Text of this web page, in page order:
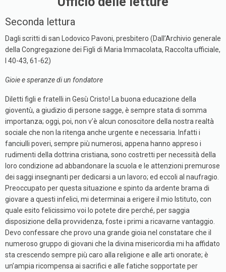
Seconda lettura
Dagli scritti di san Lodovico Pavoni, presbitero (Dall’Archivio generale
della Congregazione dei Figli di Maria Immacolata, Raccolta ufficiale,
I 40-43, 61-62)
Gioie e speranze di un fondatore
Diletti figli e fratelli in Gesù Cristo! La buona educazione della
gioventù, a giudizio di persone sagge, è sempre stata di somma
importanza; oggi, poi, non v’è alcun conoscitore della nostra realtà
sociale che non la ritenga anche urgente e necessaria. Infatti i
fanciulli poveri, sempre più numerosi, appena hanno appreso i
rudimenti della dottrina cristiana, sono costretti per necessità della
loro condizione ad abbandonare la scuola e le attenzioni premurose
dei saggi insegnanti per dedicarsi a un lavoro; ed eccoli al naufragio.
Preoccupato per questa situazione e spinto da ardente brama di
giovare a questi infelici, mi determinai a erigere il mio Istituto, con
quale esito felicissimo voi lo potete dire perché, per saggia
disposizione della provvidenza, foste i primi a ricavarne vantaggio.
Devo confessare che provo una grande gioia nel constatare che il
numeroso gruppo di giovani che la divina misericordia mi ha affidato
sta crescendo sempre più caro alla religione e alle arti onorate; è
un’ampia ricompensa ai sacrifici e alle fatiche sopportate per